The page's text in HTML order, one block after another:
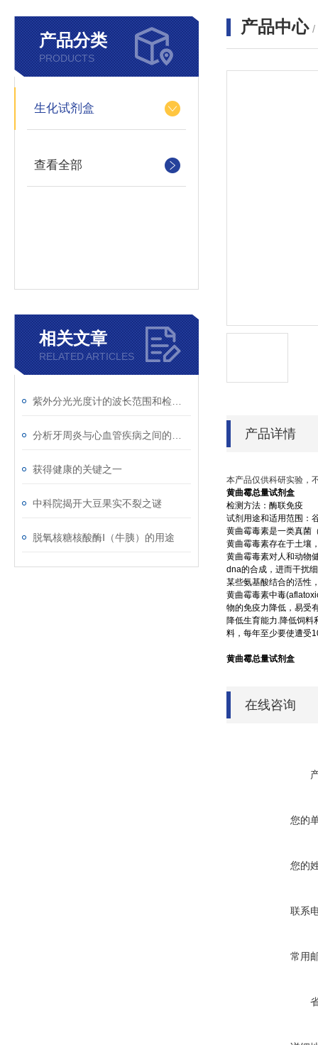
产品分类
PRODUCTS
生化试剂盒
查看全部
相关文章
RELATED ARTICLES
获得健康的关键之一
中科院揭开大豆果实不裂之谜
脱氧核糖核酸酶Ⅰ（牛胰）的用途
产品中心 /
产品详情
本产品仅供科研实验，
黄曲霉总量试剂盒
检测方法： 酶联免疫
试剂用途和适用范围：
黄曲霉毒素是一类真菌
黄曲霉毒素存在于土壤
黄曲霉毒素对人和动物
dna的合成，进而干扰
某些氨基酸结合的活性
黄曲霉毒素中毒
物的免疫力降低，易受
降低生育能力.降低饲
料，每年至少要使遭受
黄曲霉总量试剂盒
在线咨询
您的
您的
联系
常用